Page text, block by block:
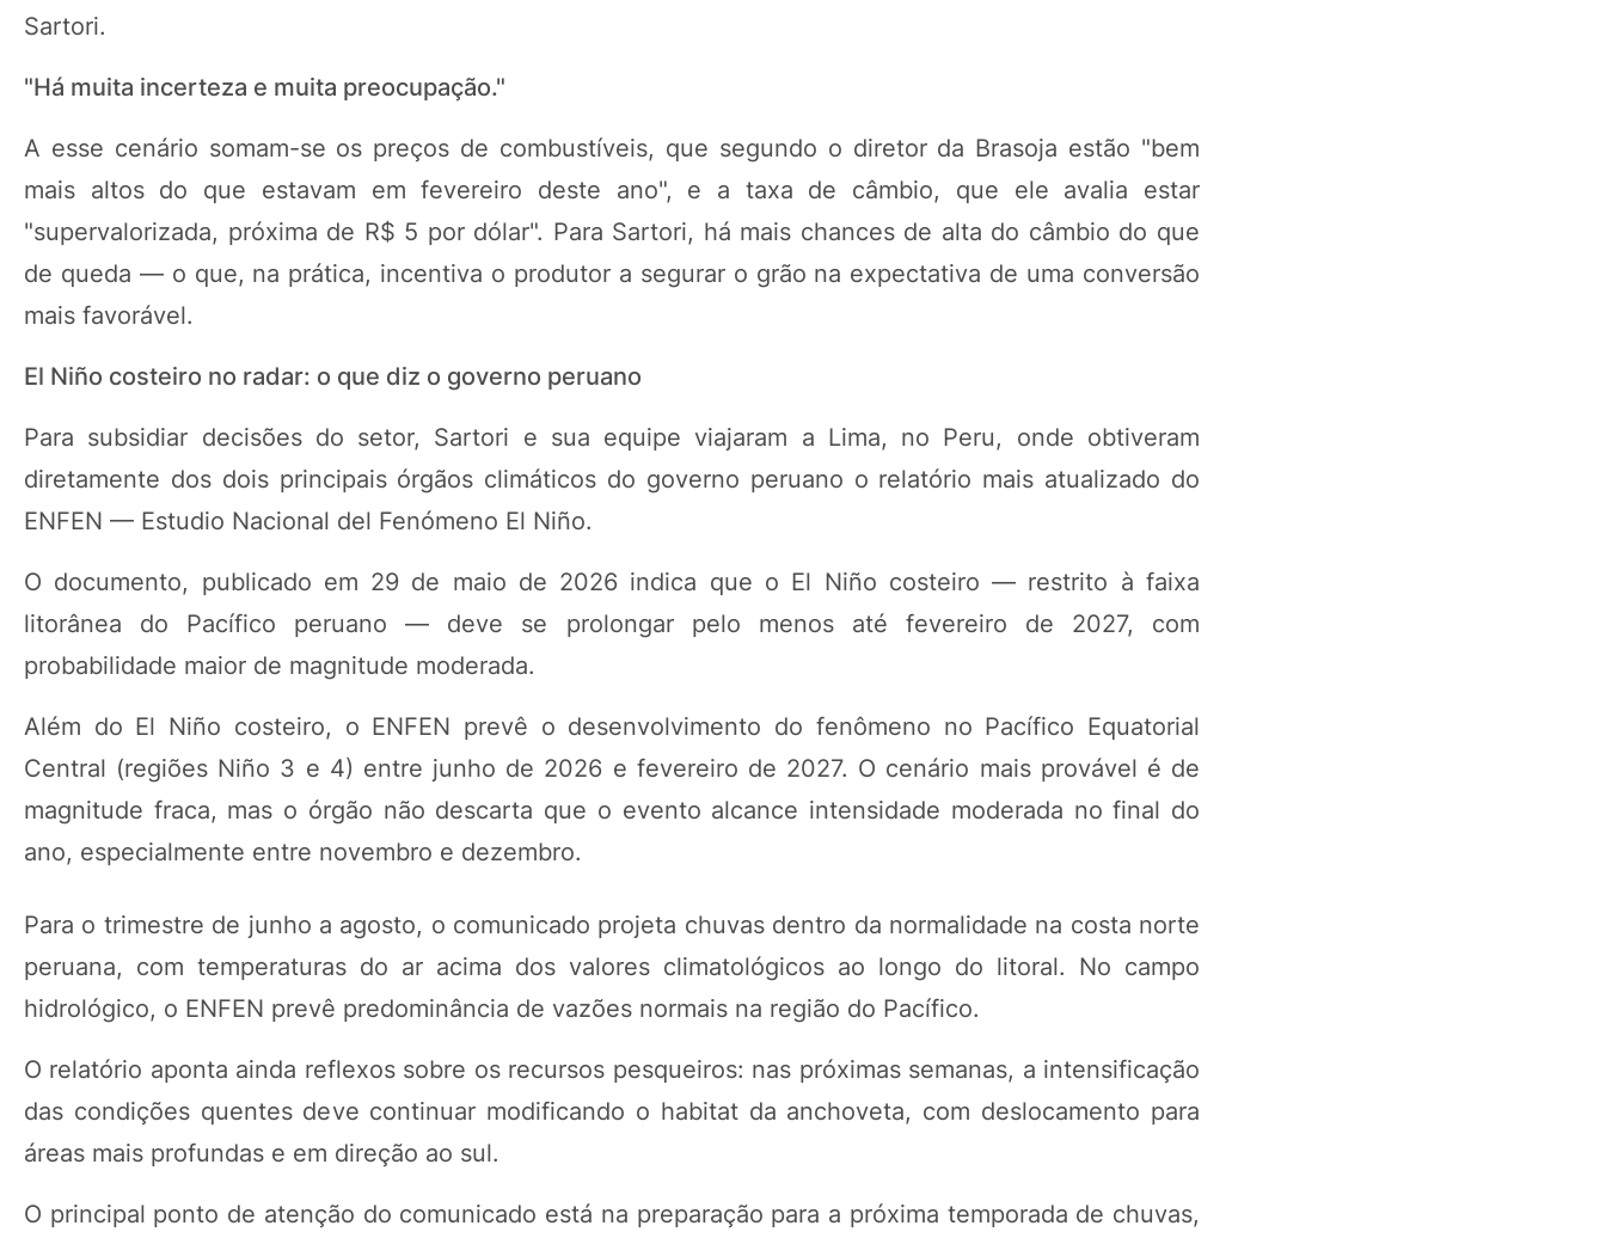
Sartori.
"Há muita incerteza e muita preocupação."
A esse cenário somam-se os preços de combustíveis, que segundo o diretor da Brasoja estão "bem
mais altos do que estavam em fevereiro deste ano", e a taxa de câmbio, que ele avalia estar
"supervalorizada, próxima de R$ 5 por dólar". Para Sartori, há mais chances de alta do câmbio do que
de queda — o que, na prática, incentiva o produtor a segurar o grão na expectativa de uma conversão
mais favorável.
El Niño costeiro no radar: o que diz o governo peruano
Para subsidiar decisões do setor, Sartori e sua equipe viajaram a Lima, no Peru, onde obtiveram
diretamente dos dois principais órgãos climáticos do governo peruano o relatório mais atualizado do
ENFEN — Estudio Nacional del Fenómeno El Niño.
O documento, publicado em 29 de maio de 2026 indica que o El Niño costeiro — restrito à faixa
litorânea do Pacífico peruano — deve se prolongar pelo menos até fevereiro de 2027, com
probabilidade maior de magnitude moderada.
Além do El Niño costeiro, o ENFEN prevê o desenvolvimento do fenômeno no Pacífico Equatorial
Central (regiões Niño 3 e 4) entre junho de 2026 e fevereiro de 2027. O cenário mais provável é de
magnitude fraca, mas o órgão não descarta que o evento alcance intensidade moderada no final do
ano, especialmente entre novembro e dezembro.
Para o trimestre de junho a agosto, o comunicado projeta chuvas dentro da normalidade na costa norte
peruana, com temperaturas do ar acima dos valores climatológicos ao longo do litoral. No campo
hidrológico, o ENFEN prevê predominância de vazões normais na região do Pacífico.
O relatório aponta ainda reflexos sobre os recursos pesqueiros: nas próximas semanas, a intensificação
das condições quentes deve continuar modificando o habitat da anchoveta, com deslocamento para
áreas mais profundas e em direção ao sul.
O principal ponto de atenção do comunicado está na preparação para a próxima temporada de chuvas,